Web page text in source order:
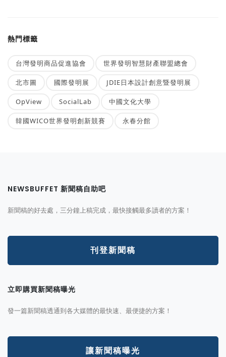
熱門標籤
台灣發明商品促進協會 世界發明智慧財產聯盟總會
北市圖 國際發明展 JDIE日本設計創意暨發明展
OpView SocialLab 中國文化大學
韓國WICO世界發明創新競賽 永春分館
NEWSBUFFET 新聞稿自助吧
新聞稿的好去處，三分鐘上稿完成，最快接觸最多讀者的方案！
刊登新聞稿
立即購買新聞稿曝光
發一篇新聞稿透通到各大媒體的最快速、最便捷的方案！
讓新聞稿曝光